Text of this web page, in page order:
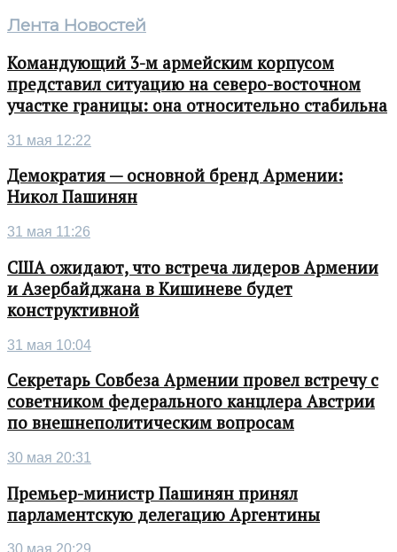
Лента Новостей
Командующий 3-м армейским корпусом
представил ситуацию на северо-восточном
участке границы: она относительно стабильна
31 мая 12:22
Демократия — основной бренд Армении:
Никол Пашинян
31 мая 11:26
США ожидают, что встреча лидеров Армении
и Азербайджана в Кишиневе будет
конструктивной
31 мая 10:04
Секретарь Совбеза Армении провел встречу с
советником федерального канцлера Австрии
по внешнеполитическим вопросам
30 мая 20:31
Премьер-министр Пашинян принял
парламентскую делегацию Аргентины